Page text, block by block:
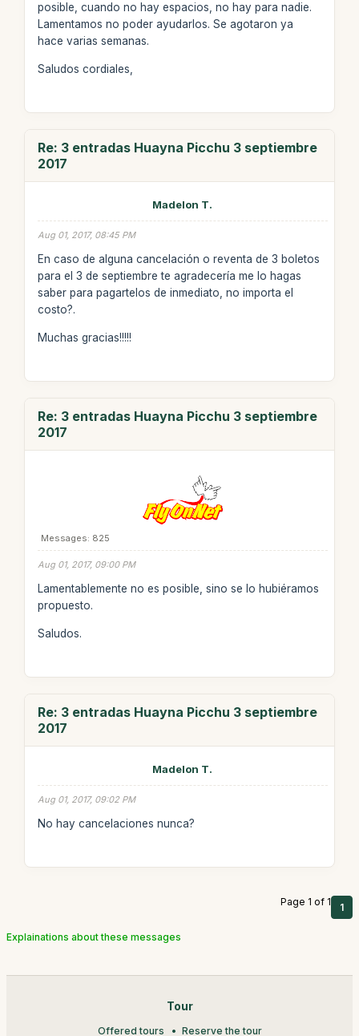
posible, cuando no hay espacios, no hay para nadie.
Lamentamos no poder ayudarlos. Se agotaron ya
hace varias semanas.
Saludos cordiales,
Re: 3 entradas Huayna Picchu 3 septiembre
2017
Madelon T.
Aug 01, 2017, 08:45 PM
En caso de alguna cancelación o reventa de 3 boletos
para el 3 de septiembre te agradecería me lo hagas
saber para pagartelos de inmediato, no importa el
costo?.
Muchas gracias!!!!!
Re: 3 entradas Huayna Picchu 3 septiembre
2017
Messages: 825
Aug 01, 2017, 09:00 PM
Lamentablemente no es posible, sino se lo hubiéramos
propuesto.
Saludos.
Re: 3 entradas Huayna Picchu 3 septiembre
2017
Madelon T.
Aug 01, 2017, 09:02 PM
No hay cancelaciones nunca?
Page 1 of 1 1
Explainations about these messages
Tour
Offered tours Reserve the tour